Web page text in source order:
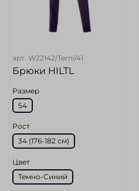
арт. W22142/Terni/41
Брюки HILTL
Размер
54
Рост
34 (176-182 см)
Цвет
Темно-Синий